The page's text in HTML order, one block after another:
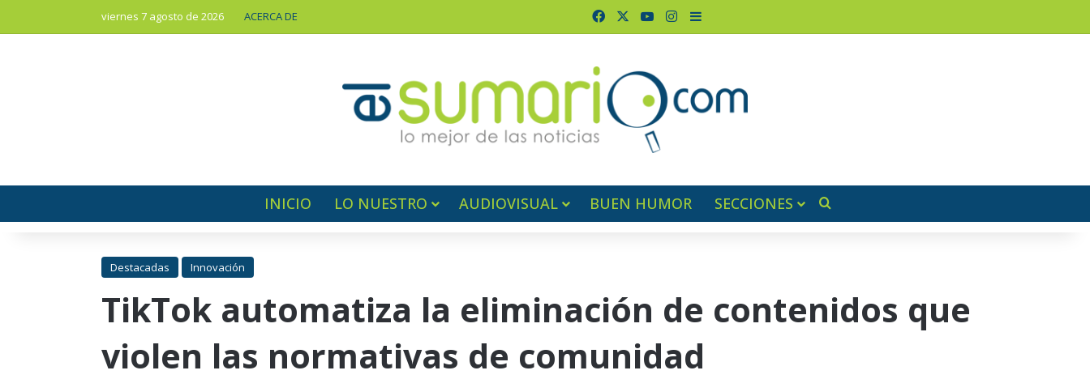
viernes 7 agosto de 2026 ACERCA DE FacebookYouTubeInstagram
Barra lateral
INICIO LO NUESTRO AUDIOVISUAL BUEN HUMOR SECCIONES
Destacadas Innovación
TikTok automatiza la eliminación de contenidos que
violen las normativas de comunidad